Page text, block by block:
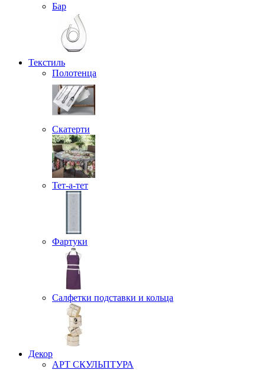
Бар
Текстиль
Полотенца
Скатерти
Тет-а-тет
Фартуки
Салфетки подставки и кольца
Декор
АРТ СКУЛЬПТУРА